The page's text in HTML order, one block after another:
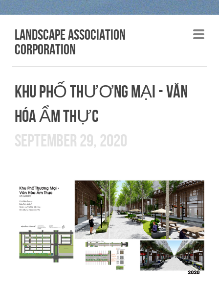
LANDSCAPE association
corporation
KHU PHỐ THƯƠNG MẠI - VĂN
HÓA ẨM THỰC
SEPTEMBER 29, 2020